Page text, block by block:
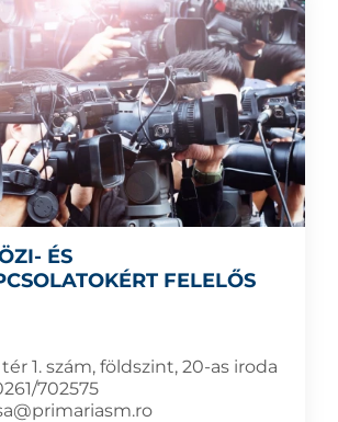
ÉS
FELELŐS
1. szám, földszint, 20-as iroda
702575